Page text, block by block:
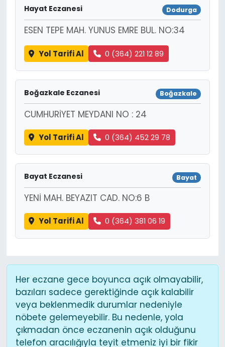
Hayat Eczanesi Dodurga
ESEN TEPE MAH. YUNUS EMRE BUL. NO:34
Yol Tarifi Al 0 (364) 221 12 89
Boğazkale Eczanesi Boğazkale
CUMHURİYET MEYDANI NO : 24
Yol Tarifi Al 0 (364) 452 29 78
Bayat Eczanesi Bayat
YENİ MAH. BEYAZIT CAD. NO:6 B
Yol Tarifi Al 0 (364) 381 06 19
Her eczane gece boyunca açık olmayabilir,
bazıları sadece gerektiğinde açık kalabilir
veya beklenmedik durumlar nedeniyle
nöbete gelemeyebilir. Bu nedenle, yola
çıkmadan önce eczanenin açık olduğunu
telefon aracılığıyla teyit etmeniz iyi bir fikir